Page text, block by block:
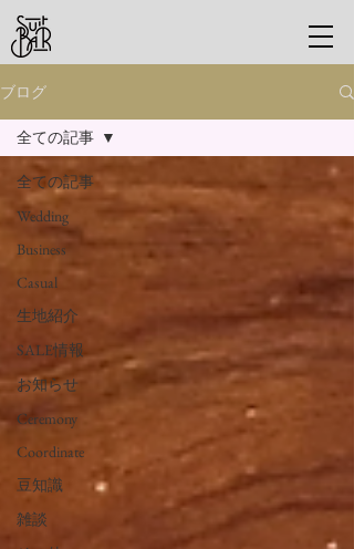
ブログ
全ての記事
Wedding
Business
Casual
生地紹介
SALE情報
お知らせ
Ceremony
Coordinate
豆知識
雑談
全ての記事